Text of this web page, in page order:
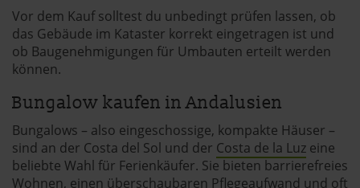
Vor dem Kauf solltest du unbedingt prüfen lassen, ob
das Gebäude im Kataster korrekt eingetragen ist und
ob Baugenehmigungen für Umbauten erteilt werden
können.
Bungalow kaufen in Andalusien
Bungalows – also eingeschossige, kompakte Häuser –
sind an der Costa del Sol und der Costa de la Luz eine
beliebte Wahl für Ferienkäufer. Sie bieten barrierefreies
Wohnen, einen überschaubaren Pflegeaufwand und oft